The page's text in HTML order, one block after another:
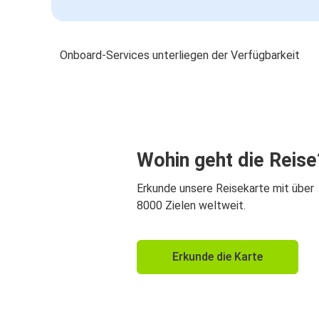
Onboard-Services unterliegen der Verfügbarkeit
Wohin geht die
Erkunde unsere Reisekarte mit über
8000 Zielen weltweit.
Erkunde die Karte